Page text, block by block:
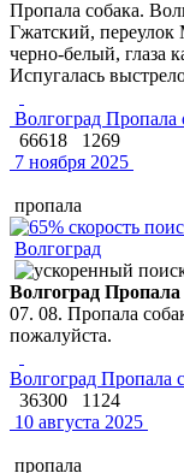
Пропала собака.
Гжатский,
черно-белый, глаза
Испугалась
Волгоград Пропала
66618
1269
7 ноября 2025
пропала
Волгоград
Волгоград Пропала
07. 08. Пропала
пожалуйста.
Волгоград Пропала
36300
1124
10 августа 2025
пропала